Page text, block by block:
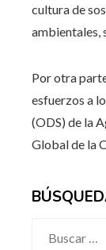
cultura de
ambientales,
Por otra
esfuerzos a l
(ODS) de la
Global de la